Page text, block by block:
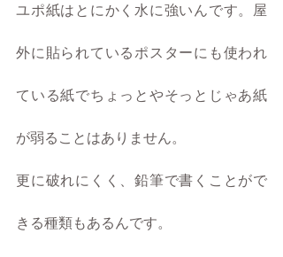
ユポ紙はとにかく水に強いんです。屋
外に貼られているポスターにも使われ
ている紙でちょっとやそっとじゃあ紙
が弱ることはありません。
更に破れにくく、鉛筆で書くことがで
きる種類もあるんです。